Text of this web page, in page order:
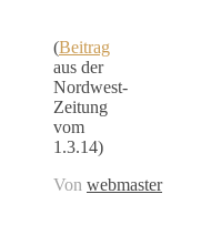
(Beitrag
aus der
Nordwest-
Zeitung
vom
1.3.14)
Von webmaster